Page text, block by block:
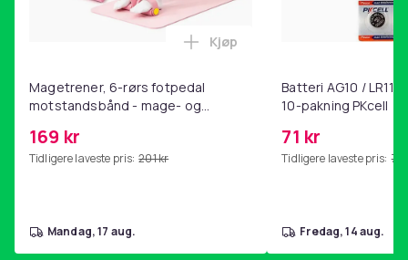
Magetrener, 6-rørs fotpedal
motstandsbånd - mage- og
hjemmegymnastikk Pink
169 kr
Tidligere laveste pris: 201 kr
Legg Magetrener, 6-rørs
Kjøp
mandag, 17 aug.
Batteri AG10 /
10-pakning PKcell
71 kr
Tidligere laveste pris: 76
fredag, 14 aug.